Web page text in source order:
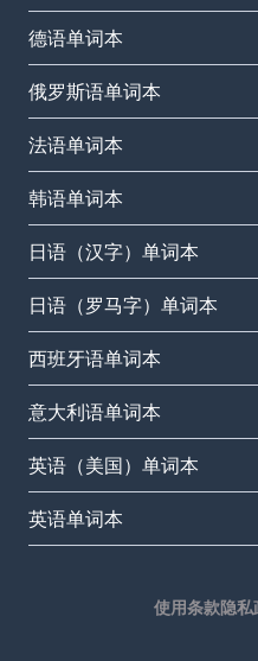
德语单词本
俄罗斯语单词本
法语单词本
韩语单词本
日语（汉字）单词本
日语（罗马字）单词本
西班牙语单词本
意大利语单词本
英语（美国）单词本
英语单词本
使用条款隐私